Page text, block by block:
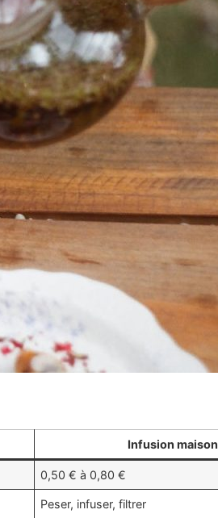
Infusion maison
0,50 € à 0,80 €
Peser, infuser, filtrer